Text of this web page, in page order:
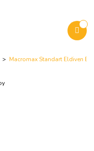
Macromax Standart Eldiven